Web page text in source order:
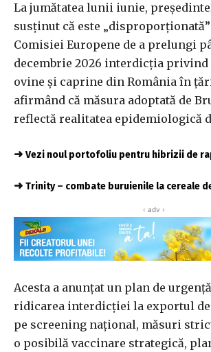
La jumătatea lunii iunie,
susţinut că este
Comisiei Europene de a prelungi
decembrie 2026 interdicţia
ovine şi caprine din România în
afirmând că măsura adoptată de
reflectă realitatea epidemiologică
➜ Vezi noul portofoliu pentru hibrizii de
➜ Trinity – combate buruienile la cereale
‹ adv ›
Acesta a anunţat un plan de
ridicarea interdicţiei la exportul de
pe screening naţional, măsuri
o posibilă vaccinare strategică,